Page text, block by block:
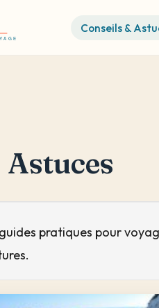
Conseils &
pratiques pour